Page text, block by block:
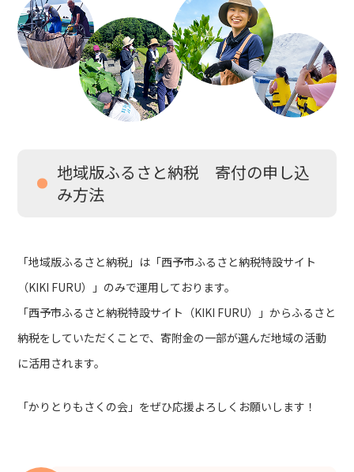
地域版ふるさと納税 寄付の申し込
み方法
「地域版ふるさと納税」は「西予市ふるさと納税特設サイト
（KIKI FURU）」のみで運用しております。
「西予市ふるさと納税特設サイト（KIKI FURU）」からふるさと
納税をしていただくことで、寄附金の一部が選んだ地域の活動
に活用されます。
「かりとりもさくの会」をぜひ応援よろしくお願いします！